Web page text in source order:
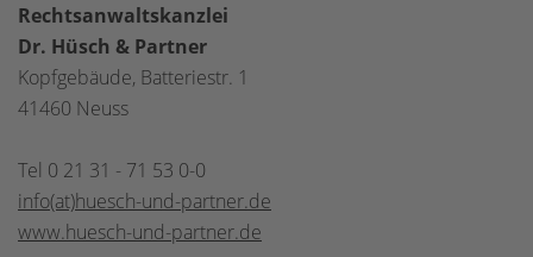
Rechtsanwaltskanzlei
Dr. Hüsch & Partner
Kopfgebäude, Batteriestr. 1
41460 Neuss
Tel 0 21 31 - 71 53 0-0
info(at)huesch-und-partner.de
www.huesch-und-partner.de